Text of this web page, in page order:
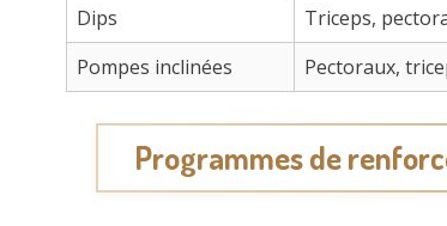
Dips
Triceps,
Pompes inclinées
Pectoraux,
Programmes de